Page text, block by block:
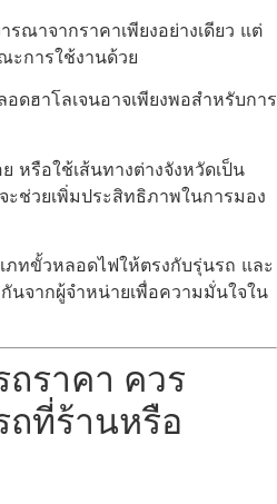
ณาจากราคาเพียงอย่างเดียว แต่
ะการใช้งานด้วย
ดฮาโลเจนอาจเพียงพอสำหรับการ
หรือใช้เส้นทางต่างจังหวัดเป็น
ะช่วยเพิ่มประสิทธิภาพในการมอง
ภทขั้วหลอดไฟให้ตรงกับรุ่นรถ และ
จากผู้จำหน่ายเพื่อความมั่นใจใน
ราคา ควร
ถที่ร้านหรือ